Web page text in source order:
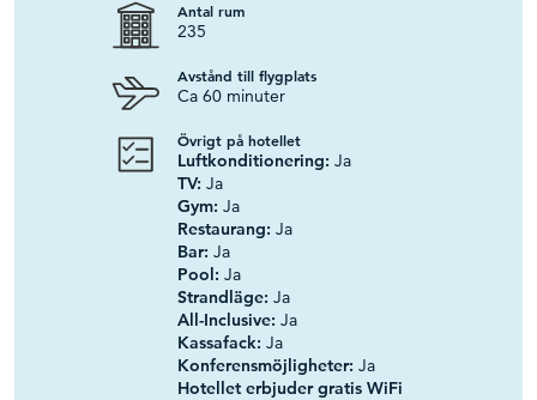
Antal rum
235
Avstånd till flygplats
Ca 60 minuter
Övrigt på hotellet
Luftkonditionering: Ja
TV: Ja
Gym: Ja
Restaurang: Ja
Bar: Ja
Pool: Ja
Strandläge: Ja
All-Inclusive: Ja
Kassafack: Ja
Konferensmöjligheter: Ja
Hotellet erbjuder gratis WiFi